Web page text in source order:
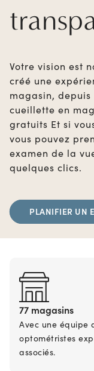
Votre vision est
créé une
magasin,
cueillette en
gratuits Et si
vous pouvez
examen de la
quelques clics.
PLANIFIER UN
77 magasins
Avec une équipe
optométristes
associés.